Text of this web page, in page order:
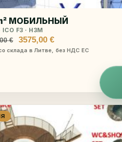
МОБИЛЬНЫЙ
ICO F3 · H3M
€
Первоначальная
цена
3575,00 €Текущая
цена:
склада в Литве, без НДС ЕС